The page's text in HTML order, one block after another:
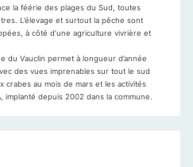
la féérie des plages du Sud, toutes
L’élevage et surtout la pêche sont
à côté d’une agriculture vivrière et
du Vauclin permet à longueur d’année
des vues imprenables sur tout le sud
crabes au mois de mars et les activités
implanté depuis 2002 dans la commune.